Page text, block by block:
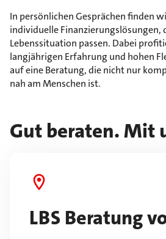
In persönlichen Gesprächen finden
individuelle Finanzierungslösungen,
Lebenssituation passen. Dabei
langjährigen Erfahrung und hohen
auf eine Beratung, die nicht nur
nah am Menschen ist.
Gut beraten. Mit
LBS Beratung